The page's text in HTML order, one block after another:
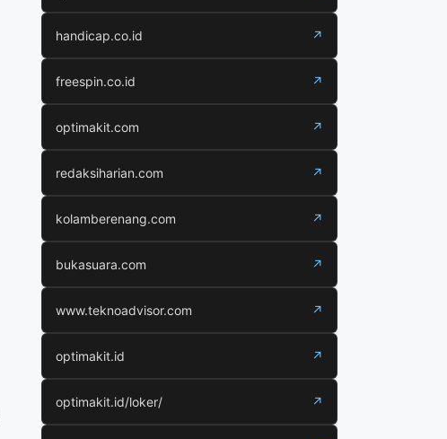
handicap.co.id ↗
freespin.co.id ↗
optimakit.com ↗
redaksiharian.com ↗
kolamberenang.com ↗
bukasuara.com ↗
www.teknoadvisor.com ↗
optimakit.id ↗
optimakit.id/loker/ ↗